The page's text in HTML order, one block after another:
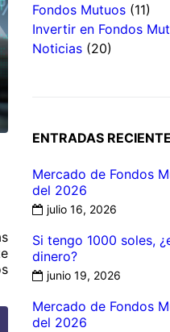
Fondos Mutuos (11)
Invertir en Fondos
Noticias (20)
ENTRADAS
Mercado de Fondos
del 2026
julio 16, 2026
Si tengo 1000 soles,
dinero?
junio 19, 2026
Mercado de Fondos
del 2026